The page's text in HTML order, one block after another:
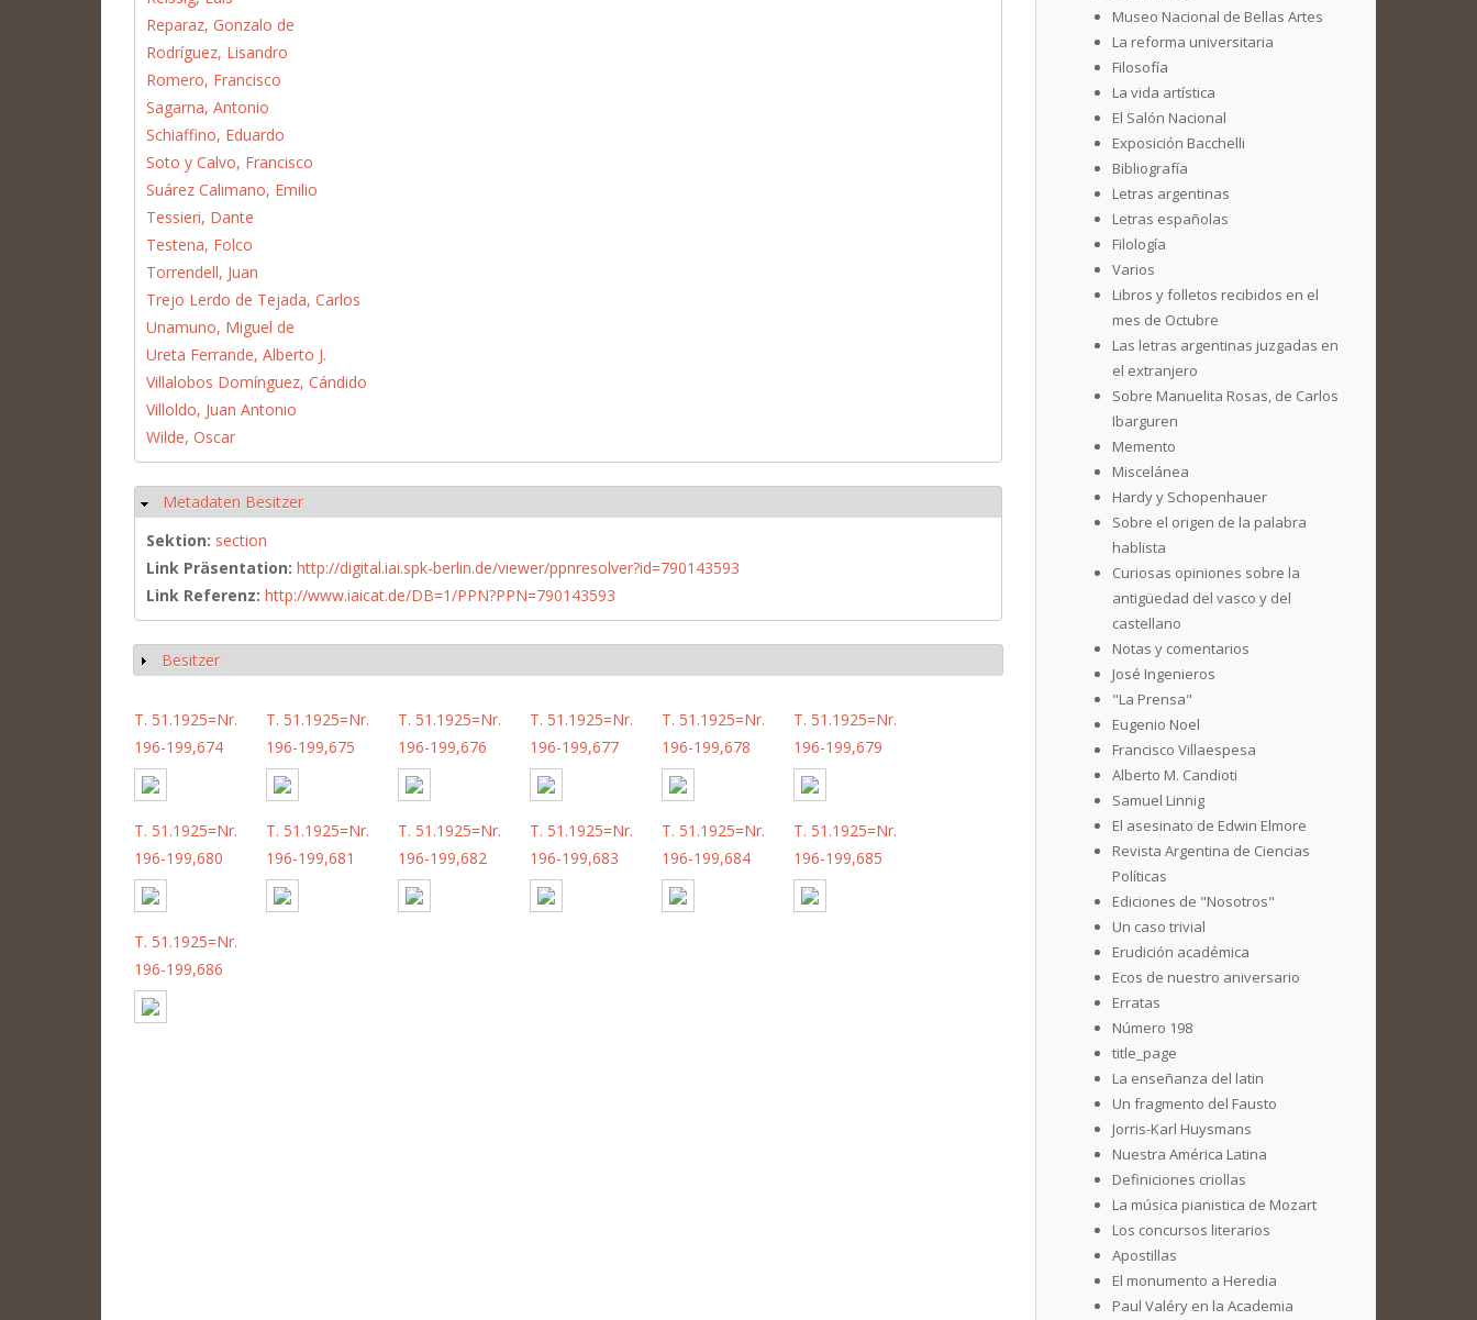
Reparaz, Gonzalo de
Rodríguez, Lisandro
Romero, Francisco
Sagarna, Antonio
Schiaffino, Eduardo
Soto y Calvo, Francisco
Suárez Calimano, Emilio
Tessieri, Dante
Testena, Folco
Torrendell, Juan
Trejo Lerdo de Tejada, Carlos
Unamuno, Miguel de
Ureta Ferrande, Alberto J.
Villalobos Domínguez, Cándido
Villoldo, Juan Antonio
Wilde, Oscar
Hide
Metadaten Besitzer
Sektion: section
Link Präsentation: http://digital.iai.spk-berlin.de/viewer/ppnresolver?id=790143593
Link Referenz: http://www.iaicat.de/DB=1/PPN?PPN=790143593
Show
Besitzer
T. 51.1925=Nr.
196-199,674
T. 51.1925=Nr.
196-199,675
T. 51.1925=Nr.
196-199,676
T. 51.1925=Nr.
196-199,677
T. 51.1925=Nr.
196-199,678
T. 51.1925=Nr.
196-199,679
T. 51.1925=Nr.
196-199,680
T. 51.1925=Nr.
196-199,681
T. 51.1925=Nr.
196-199,682
T. 51.1925=Nr.
196-199,683
T. 51.1925=Nr.
196-199,684
T. 51.1925=Nr.
196-199,685
T. 51.1925=Nr.
196-199,686
Museo Nacional de Bellas Artes
La reforma universitaria
Filosofía
La vida artística
El Salón Nacional
Exposición Bacchelli
Bibliografía
Letras argentinas
Letras españolas
Filología
Varios
Libros y folletos recibidos en el
mes de Octubre
Las letras argentinas juzgadas en
el extranjero
Sobre Manuelita Rosas, de Carlos
Ibarguren
Memento
Miscelánea
Hardy y Schopenhauer
Sobre el origen de la palabra
hablista
Curiosas opiniones sobre la
antigüedad del vasco y del
castellano
Notas y comentarios
José Ingenieros
"La Prensa"
Eugenio Noel
Francisco Villaespesa
Alberto M. Candioti
Samuel Linnig
El asesinato de Edwin Elmore
Revista Argentina de Ciencias
Políticas
Ediciones de "Nosotros"
Un caso trivial
Erudición académica
Ecos de nuestro aniversario
Erratas
Número 198
title_page
La enseñanza del latin
Un fragmento del Fausto
Jorris-Karl Huysmans
Nuestra América Latina
Definiciones criollas
La música pianistica de Mozart
Los concursos literarios
Apostillas
El monumento a Heredia
Paul Valéry en la Academia